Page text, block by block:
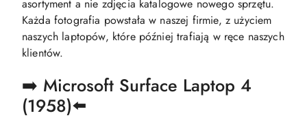
asortyment a nie zdjęcia katalogowe nowego sprzętu.
Każda fotografia powstała w naszej firmie, z użyciem
naszych laptopów, które później trafiają w ręce naszych
klientów.
➡️ Microsoft Surface Laptop 4
(1958)⬅️